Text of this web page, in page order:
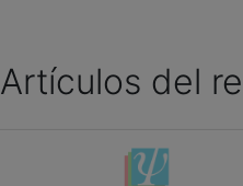
Artículos del